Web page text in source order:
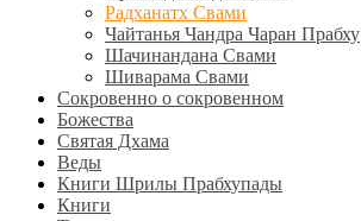
Радханатх Свами
Чайтанья Чандра Чаран Прабху
Шачинандана Свами
Шиварама Свами
Сокровенно о сокровенном
Божества
Святая Дхама
Веды
Книги Шрилы Прабхупады
Книги